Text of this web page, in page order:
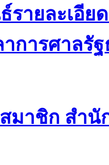
รายละเอีย
าการศาลรั
มาชิก สำนั